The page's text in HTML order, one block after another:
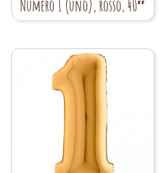
Numero 1 (uno), rosso, 40″